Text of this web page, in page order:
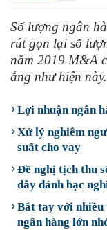
Số lượng ngân
rút gọn lại số
năm 2019 M&A
ắng như hiện này.
Lợi nhuận ngân
Xử lý nghiêm
suất cho vay
Đề nghị tịch thu
dây đánh bạc
Bắt tay với nhiều
ngân hàng lớn